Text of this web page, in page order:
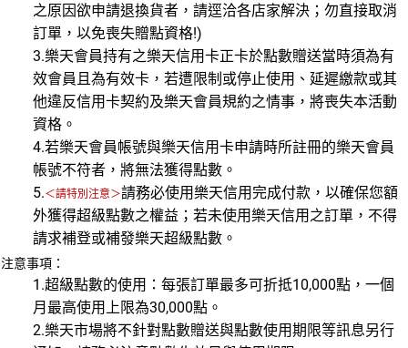
之原因欲申請退換貨者，請逕洽各店家解決；勿直接取消
訂單，以免喪失贈點資格!)
3.樂天會員持有之樂天信用卡正卡於點數贈送當時須為有
效會員且為有效卡，若遭限制或停止使用、延遲繳款或其
他違反信用卡契約及樂天會員規約之情事，將喪失本活動
資格。
4.若樂天會員帳號與樂天信用卡申請時所註冊的樂天會員
帳號不符者，將無法獲得點數。
5.＜請特別注意＞請務必使用樂天信用完成付款，以確保您額
外獲得超級點數之權益；若未使用樂天信用之訂單，不得
請求補登或補發樂天超級點數。
注意事項：
1.超級點數的使用：每張訂單最多可折抵10,000點，一個
月最高使用上限為30,000點。
2.樂天市場將不針對點數贈送與點數使用期限等訊息另行